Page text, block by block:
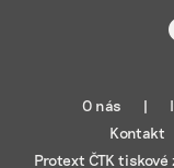
O nás
Kontakt
Protext ČTK tiskové